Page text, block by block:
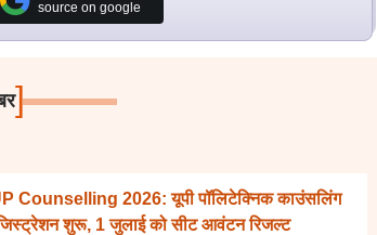
source on google
]
Counselling 2026: यूपी पॉलिटेक्निक काउंसलिंग
शुरू, 1 जुलाई को सीट आवंटन रिजल्ट